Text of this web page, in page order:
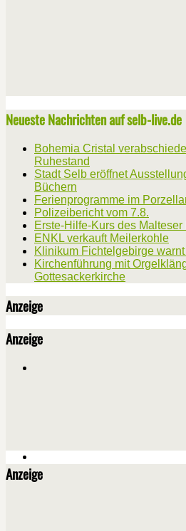
Neueste Nachrichten auf selb-live.de
Bohemia Cristal
Ruhestand
Stadt Selb eröffnet
Büchern
Ferienprogramme im
Polizeibericht vom 7.8.
Erste-Hilfe-Kurs des
ENKL verkauft Meilerkohle
Klinikum Fichtelgebirge
Kirchenführung mit
Gottesackerkirche
Anzeige
Anzeige
Anzeige